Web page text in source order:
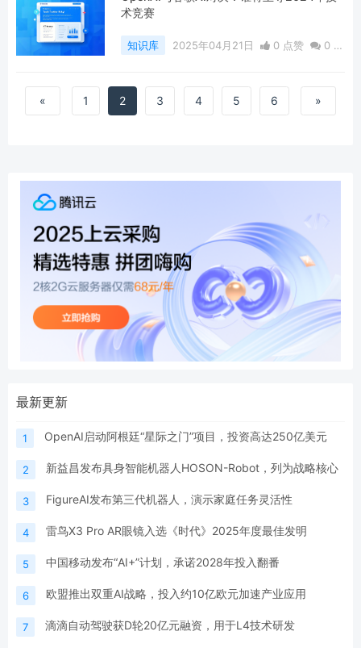
术竞赛
知识库 2025年04月21日 0 点赞 0 评
« 1 2 3 4 5 6 »
最新更新
1 OpenAI启动阿根廷“星际之门”项目，投资高达250亿美元
2 新益昌发布具身智能机器人HOSON-Robot，列为战略核心
3 FigureAI发布第三代机器人，演示家庭任务灵活性
4 雷鸟X3 Pro AR眼镜入选《时代》2025年度最佳发明
5 中国移动发布“AI+”计划，承诺2028年投入翻番
6 欧盟推出双重AI战略，投入约10亿欧元加速产业应用
7 滴滴自动驾驶获D轮20亿元融资，用于L4技术研发